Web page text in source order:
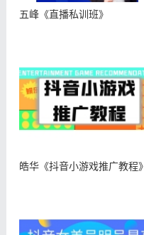
五峰《直播私训班》
皓华《抖音小游戏推广教程》